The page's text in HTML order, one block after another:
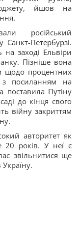
йшов на
російський
Петербурзі.
на заході Ельвіри
Пізніше вона
щодо процентних
з посиланням на
поставила Путіну
до кінця свого
війну закриттям
авторитет як
20 років. У неї є
звільнитися ще